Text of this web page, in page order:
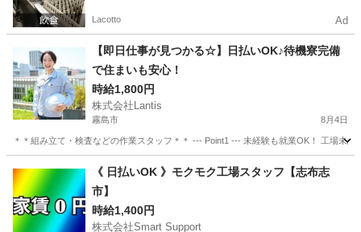
Lacotto Ad
【即日仕事が見つかる☆】日払いOK♪待機寮完備
で住まいも安心！
時給1,800円
株式会社Lantis
霧島市 8月4日
＊＊組み立て・検査などの作業スタッフ＊＊ --- Point1 --- 未経験も就業OK！ 工場未
工場 スタッフ
《 日払いOK 》モクモク工場スタッフ【志布志
市】
時給1,400円
株式会社Smart Support